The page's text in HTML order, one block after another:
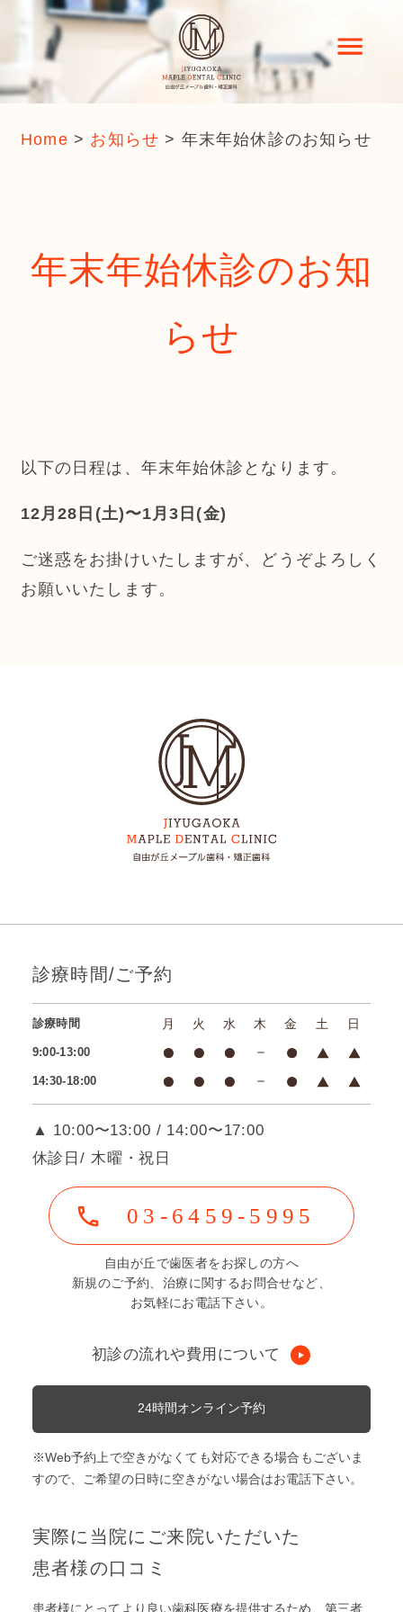
Home > お知らせ > 年末年始休診のお知らせ
年末年始休診のお知
らせ
以下の日程は、年末年始休診となります。
12月28日(土)〜1月3日(金)
ご迷惑をお掛けいたしますが、どうぞよろしく
お願いいたします。
診療時間/ご予約
診療時間 月 火 水 木 金 土 日
9:00-13:00
14:30-18:00
▲ 10:00〜13:00 / 14:00〜17:00
休診日/ 木曜・祝日
03-6459-5995
自由が丘で歯医者をお探しの方へ
新規のご予約、治療に関するお問合せなど、
お気軽にお電話下さい。
初診の流れや費用について
24時間オンライン予約
※Web予約上で空きがなくても対応できる場合もございま
すので、ご希望の日時に空きがない場合はお電話下さい。
実際に当院にご来院いただいた
患者様の口コミ
患者様にとってより良い歯科医療を提供するため、第三者